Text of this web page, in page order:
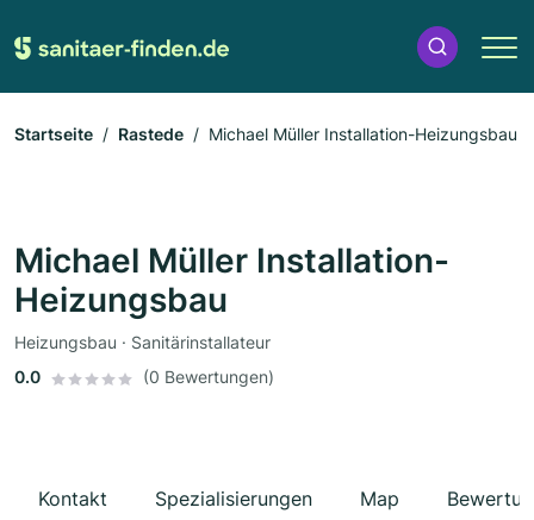
Startseite Rastede Michael Müller Installation-Heizungsbau
Michael Müller Installation-
Heizungsbau
Heizungsbau · Sanitärinstallateur
0.0
(0 Bewertungen)
Kontakt Spezialisierungen Map